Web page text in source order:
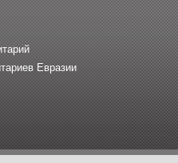
Евразии